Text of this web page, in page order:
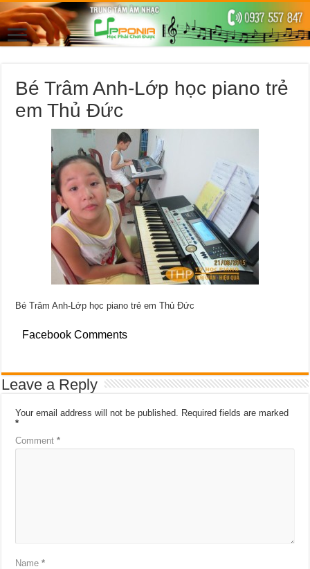
Bé Trâm Anh-Lớp học piano trẻ
em Thủ Đức
Bé Trâm Anh-Lớp học piano trẻ em Thủ Đức
Facebook Comments
Leave a Reply
Your email address will not be published.
Required fields are marked
*
Comment*
Name*